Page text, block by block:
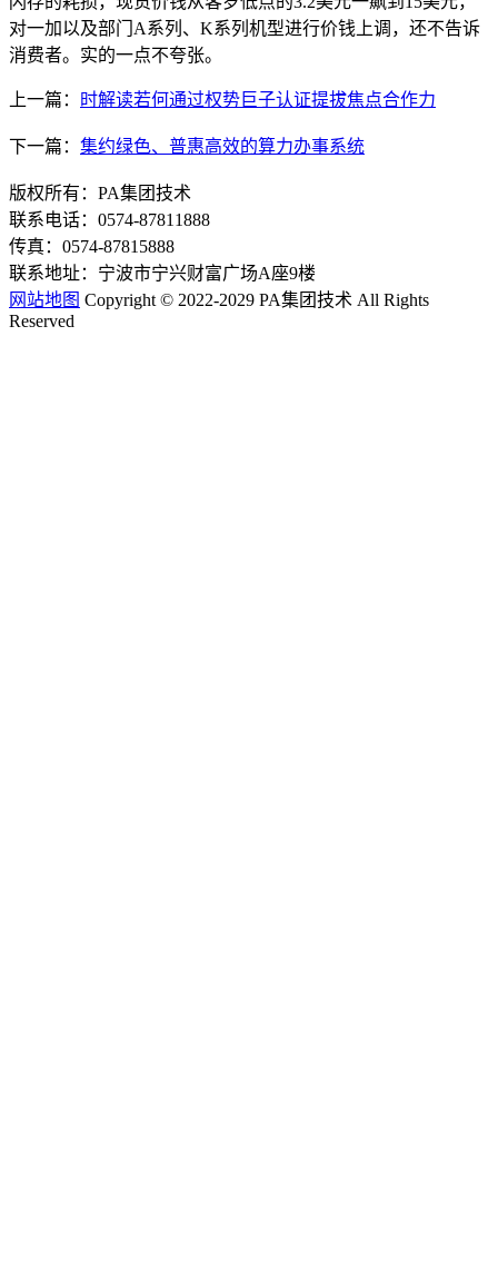
对一加以及部门A系列、K系列机型进行价钱上调，还不告诉
消费者。实的一点不夸张。
上一篇： 时解读若何通过权势巨子认证提拔焦点合作力
下一篇： 集约绿色、普惠高效的算力办事系统
版权所有：PA集团技术
联系电话：0574-87811888
传真：0574-87815888
联系地址：宁波市宁兴财富广场A座9楼
网站地图 Copyright © 2022-2029 PA集团技术 All Rights
Reserved